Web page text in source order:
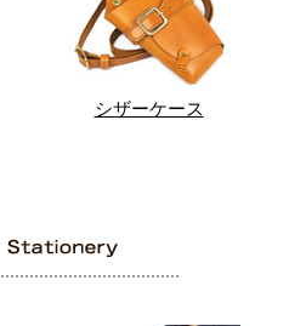
シザーケース